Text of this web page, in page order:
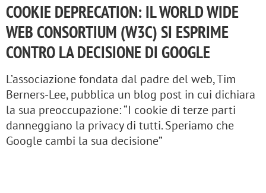
COOKIE DEPRECATION: IL WORLD WIDE
WEB CONSORTIUM (W3C) SI ESPRIME
CONTRO LA DECISIONE DI GOOGLE
L’associazione fondata dal padre del web, Tim
Berners-Lee, pubblica un blog post in cui dichiara
la sua preoccupazione: “I cookie di terze parti
danneggiano la privacy di tutti. Speriamo che
Google cambi la sua decisione”